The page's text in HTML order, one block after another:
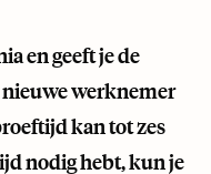
en geeft je de
nieuwe werknemer
kan tot zes
nodig hebt, kun je